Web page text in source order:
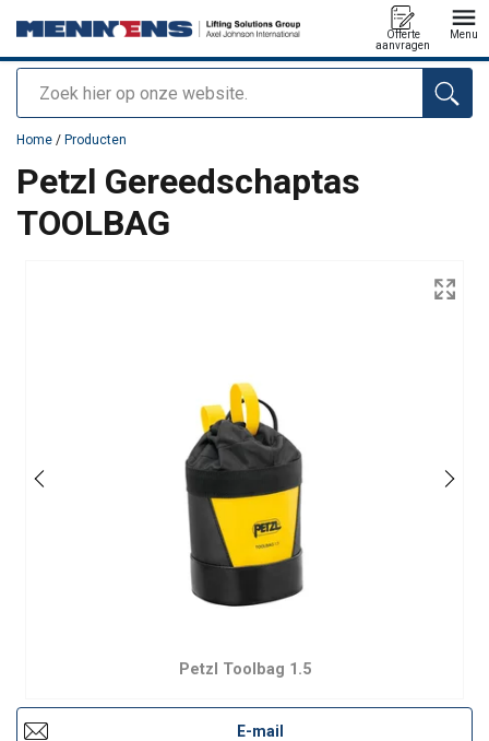
Zoeken
Offerte
aanvragen
Menu
toegevoegd aan uw offerte
Home / Producten
Petzl Gereedschaptas
TOOLBAG
Petzl Toolbag 1.5
E-mail